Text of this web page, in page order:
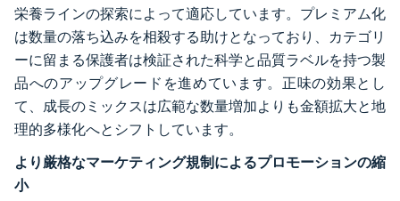
栄養ラインの探索によって適応しています。プレミアム化
は数量の落ち込みを相殺する助けとなっており、カテゴリ
ーに留まる保護者は検証された科学と品質ラベルを持つ製
品へのアップグレードを進めています。正味の効果とし
て、成長のミックスは広範な数量増加よりも金額拡大と地
理的多様化へとシフトしています。
より厳格なマーケティング規制によるプロモーションの縮
小